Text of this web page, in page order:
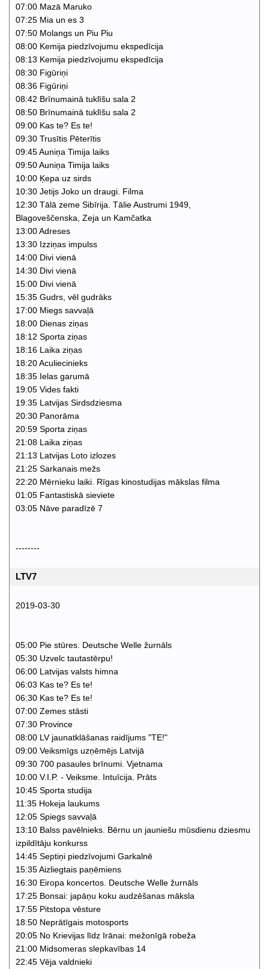
07:00 Mazā Maruko
07:25 Mia un es 3
07:50 Molangs un Piu Piu
08:00 Kemija piedzīvojumu ekspedīcija
08:13 Kemija piedzīvojumu ekspedīcija
08:30 Figūriņi
08:36 Figūriņi
08:42 Brīnumainā tuklīšu sala 2
08:50 Brīnumainā tuklīšu sala 2
09:00 Kas te? Es te!
09:30 Trusītis Pēterītis
09:45 Auniņa Timija laiks
09:50 Auniņa Timija laiks
10:00 Ķepa uz sirds
10:30 Jetijs Joko un draugi. Filma
12:30 Tālā zeme Sibīrija. Tālie Austrumi 1949,
Blagoveščenska, Zeja un Kamčatka
13:00 Adreses
13:30 Izziņas impulss
14:00 Divi vienā
14:30 Divi vienā
15:00 Divi vienā
15:35 Gudrs, vēl gudrāks
17:00 Miegs savvaļā
18:00 Dienas ziņas
18:12 Sporta ziņas
18:16 Laika ziņas
18:20 Aculiecinieks
18:35 Ielas garumā
19:05 Vides fakti
19:35 Latvijas Sirdsdziesma
20:30 Panorāma
20:59 Sporta ziņas
21:08 Laika ziņas
21:13 Latvijas Loto izlozes
21:25 Sarkanais mežs
22:20 Mērnieku laiki. Rīgas kinostudijas mākslas filma
01:05 Fantastiskā sieviete
03:05 Nāve paradīzē 7
--------
LTV7
2019-03-30
05:00 Pie stūres. Deutsche Welle žurnāls
05:30 Uzvelc tautastērpu!
06:00 Latvijas valsts himna
06:03 Kas te? Es te!
06:30 Kas te? Es te!
07:00 Zemes stāsti
07:30 Province
08:00 LV jaunatklāšanas raidījums "TE!"
09:00 Veiksmīgs uzņēmējs Latvijā
09:30 700 pasaules brīnumi. Vjetnama
10:00 V.I.P. - Veiksme. Intuīcija. Prāts
10:45 Sporta studija
11:35 Hokeja laukums
12:05 Spiegs savvaļā
13:10 Balss pavēlnieks. Bērnu un jauniešu mūsdienu dziesmu
izpildītāju konkurss
14:45 Septiņi piedzīvojumi Garkalnē
15:35 Aizliegtais paņēmiens
16:30 Eiropa koncertos. Deutsche Welle žurnāls
17:25 Bonsai: japāņu koku audzēšanas māksla
17:55 Pitstopa vēsture
18:50 Neprātīgais motosports
20:05 No Krievijas līdz Irānai: mežonīgā robeža
21:00 Midsomeras slepkavības 14
22:45 Vēja valdnieki